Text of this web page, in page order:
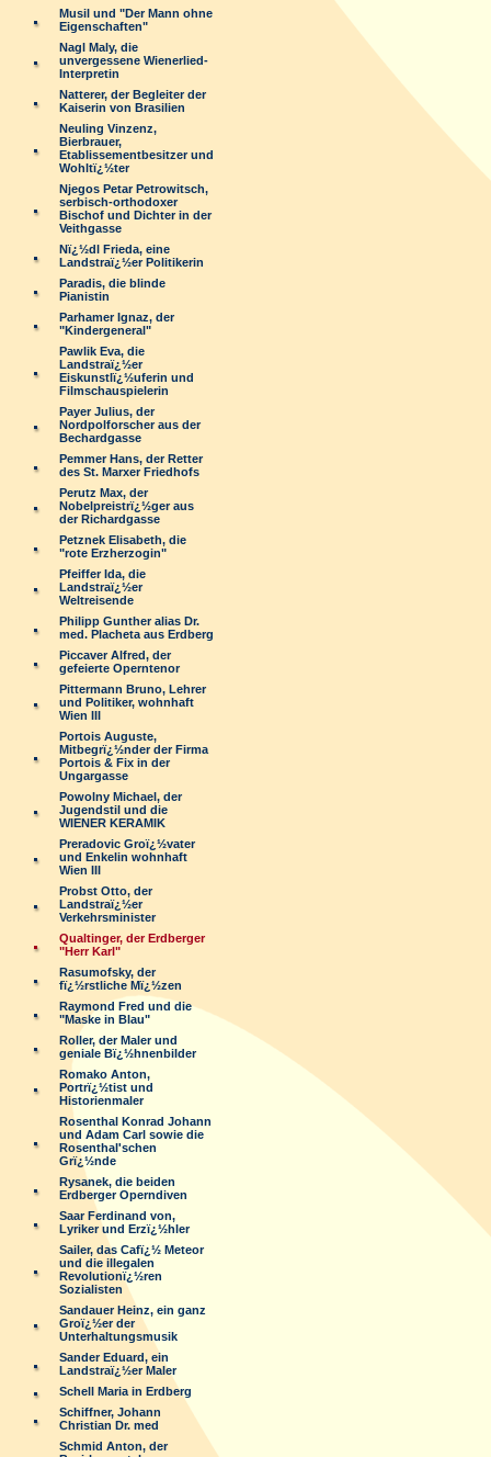
Musil und "Der Mann ohne
Eigenschaften"
Nagl Maly, die
unvergessene Wienerlied-
Interpretin
Natterer, der Begleiter der
Kaiserin von Brasilien
Neuling Vinzenz,
Bierbrauer,
Etablissementbesitzer und
Wohltï¿½ter
Njegos Petar Petrowitsch,
serbisch-orthodoxer
Bischof und Dichter in der
Veithgasse
Nï¿½dl Frieda, eine
Landstraï¿½er Politikerin
Paradis, die blinde
Pianistin
Parhamer Ignaz, der
"Kindergeneral"
Pawlik Eva, die
Landstraï¿½er
Eiskunstlï¿½uferin und
Filmschauspielerin
Payer Julius, der
Nordpolforscher aus der
Bechardgasse
Pemmer Hans, der Retter
des St. Marxer Friedhofs
Perutz Max, der
Nobelpreistrï¿½ger aus
der Richardgasse
Petznek Elisabeth, die
"rote Erzherzogin"
Pfeiffer Ida, die
Landstraï¿½er
Weltreisende
Philipp Gunther alias Dr.
med. Placheta aus Erdberg
Piccaver Alfred, der
gefeierte Operntenor
Pittermann Bruno, Lehrer
und Politiker, wohnhaft
Wien III
Portois Auguste,
Mitbegrï¿½nder der Firma
Portois & Fix in der
Ungargasse
Powolny Michael, der
Jugendstil und die
WIENER KERAMIK
Preradovic Groï¿½vater
und Enkelin wohnhaft
Wien III
Probst Otto, der
Landstraï¿½er
Verkehrsminister
Qualtinger, der Erdberger
"Herr Karl"
Rasumofsky, der
fï¿½rstliche Mï¿½zen
Raymond Fred und die
"Maske in Blau"
Roller, der Maler und
geniale Bï¿½hnenbilder
Romako Anton,
Portrï¿½tist und
Historienmaler
Rosenthal Konrad Johann
und Adam Carl sowie die
Rosenthal'schen
Grï¿½nde
Rysanek, die beiden
Erdberger Operndiven
Saar Ferdinand von,
Lyriker und Erzï¿½hler
Sailer, das Cafï¿½ Meteor
und die illegalen
Revolutionï¿½ren
Sozialisten
Sandauer Heinz, ein ganz
Groï¿½er der
Unterhaltungsmusik
Sander Eduard, ein
Landstraï¿½er Maler
Schell Maria in Erdberg
Schiffner, Johann
Christian Dr. med
Schmid Anton, der